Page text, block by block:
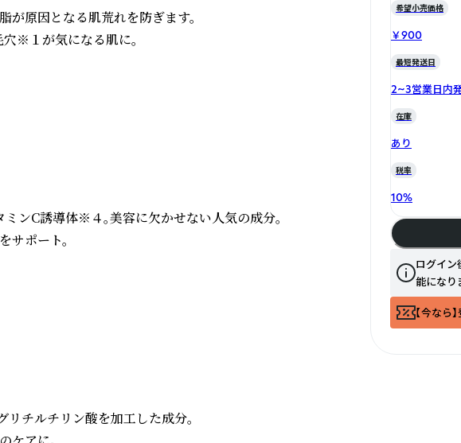
が原因となる肌荒れを防ぎます。
穴※１が気になる肌に。
ンC誘導体※４。美容に欠かせない人気の成分。
サポート。
チルチリン酸を加工した成分。
希望小売価格
￥900
最短発送日
2~3営業日内
在庫
あり
税率
10%
ログイン
能になり
【今なら